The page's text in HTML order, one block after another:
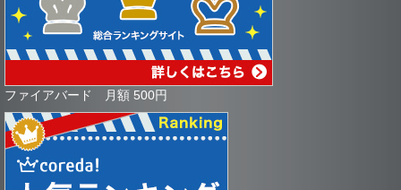
ファイアバード 月額 500円